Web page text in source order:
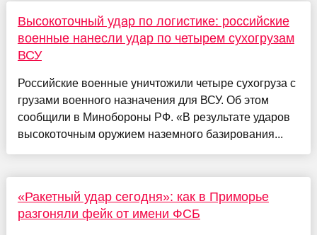
Высокоточный удар по логистике: российские
военные нанесли удар по четырем сухогрузам
ВСУ
Российские военные уничтожили четыре сухогруза с
грузами военного назначения для ВСУ. Об этом
сообщили в Минобороны РФ. «В результате ударов
высокоточным оружием наземного базирования...
«Ракетный удар сегодня»: как в Приморье
разгоняли фейк от имени ФСБ